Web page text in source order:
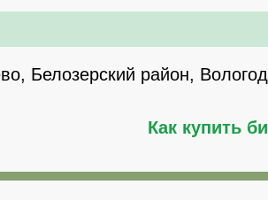
Белозерский район,
Как купить